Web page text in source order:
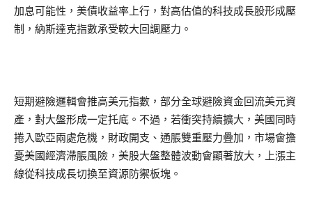
加息可能性，美債收益率上行，對高估值的科技成長股形成壓
制，納斯達克指數承受較大回調壓力。
短期避險邏輯會推高美元指數，部分全球避險資金回流美元資
產，對大盤形成一定托底。不過，若衝突持續擴大，美國同時
捲入歐亞兩處危機，財政開支、通脹雙重壓力疊加，市場會擔
憂美國經濟滯脹風險，美股大盤整體波動會顯著放大，上漲主
線從科技成長切換至資源防禦板塊。